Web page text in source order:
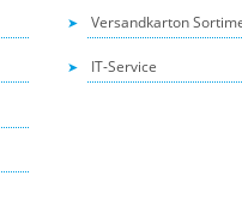
Versandkarton
IT-Service